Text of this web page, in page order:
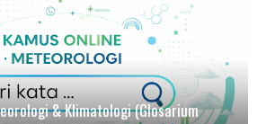
& Klimatologi (Glosarium